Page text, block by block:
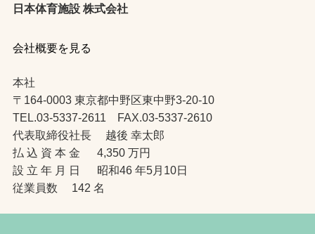
日本体育施設 株式会社
会社概要を見る
本社
〒164-0003 東京都中野区東中野3-20-10
TEL.03-5337-2611 FAX.03-5337-2610
代表取締役社長 越後 幸太郎
払 込 資 本 金 4,350 万円
設 立 年 月 日 昭和46 年5月10日
従業員数 142 名